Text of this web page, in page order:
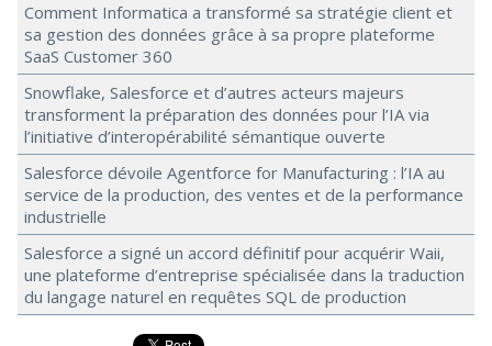
Comment Informatica a transformé sa stratégie client et
sa gestion des données grâce à sa propre plateforme
SaaS Customer 360
Snowflake, Salesforce et d’autres acteurs majeurs
transforment la préparation des données pour l’IA via
l’initiative d’interopérabilité sémantique ouverte
Salesforce dévoile Agentforce for Manufacturing : l’IA au
service de la production, des ventes et de la performance
industrielle
Salesforce a signé un accord définitif pour acquérir Waii,
une plateforme d’entreprise spécialisée dans la traduction
du langage naturel en requêtes SQL de production